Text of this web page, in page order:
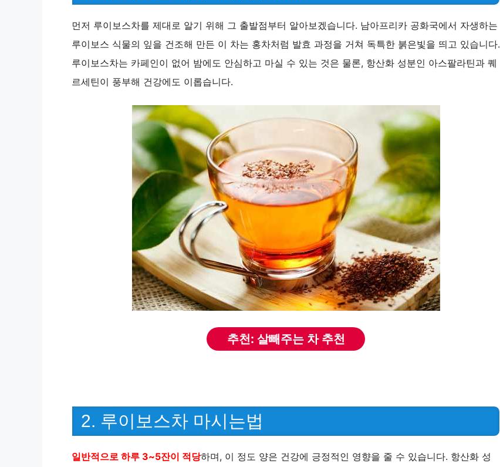
먼저 루이보스차를 제대로 알기 위해 그 출발점부터 알아보겠습니다. 남아프리카 공화국에서 자생하는
루이보스 식물의 잎을 건조해 만든 이 차는 홍차처럼 발효 과정을 거쳐 독특한 붉은빛을 띄고 있습니다.
루이보스차는 카페인이 없어 밤에도 안심하고 마실 수 있는 것은 물론, 항산화 성분인 아스팔라틴과 퀘
르세틴이 풍부해 건강에도 이롭습니다.
추천: 살빼주는 차 추천
2. 루이보스차 마시는법
일반적으로 하루 3~5잔이 적당하며, 이 정도 양은 건강에 긍정적인 영향을 줄 수 있습니다. 항산화 성